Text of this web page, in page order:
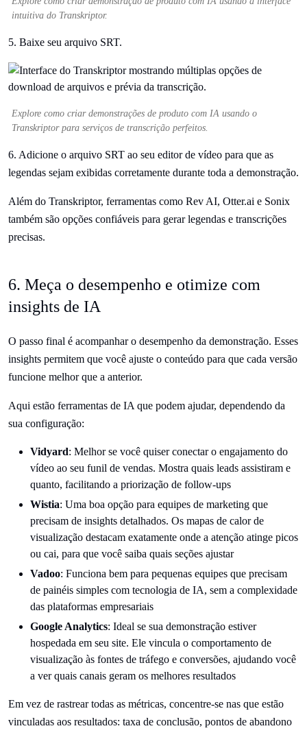
intuitiva do Transkriptor.
5. Baixe seu arquivo SRT.
Explore como criar demonstrações de produto com IA usando o
Transkriptor para serviços de transcrição perfeitos.
6. Adicione o arquivo SRT ao seu editor de vídeo para que as
legendas sejam exibidas corretamente durante toda a demonstração.
Além do Transkriptor, ferramentas como Rev AI, Otter.ai e Sonix
também são opções confiáveis para gerar legendas e transcrições
precisas.
6. Meça o desempenho e otimize com
insights de IA
O passo final é acompanhar o desempenho da demonstração. Esses
insights permitem que você ajuste o conteúdo para que cada versão
funcione melhor que a anterior.
Aqui estão ferramentas de IA que podem ajudar, dependendo da
sua configuração:
Vidyard: Melhor se você quiser conectar o engajamento do
vídeo ao seu funil de vendas. Mostra quais leads assistiram e
quanto, facilitando a priorização de follow-ups
Wistia: Uma boa opção para equipes de marketing que
precisam de insights detalhados. Os mapas de calor de
visualização destacam exatamente onde a atenção atinge picos
ou cai, para que você saiba quais seções ajustar
Vadoo: Funciona bem para pequenas equipes que precisam
de painéis simples com tecnologia de IA, sem a complexidade
das plataformas empresariais
Google Analytics: Ideal se sua demonstração estiver
hospedada em seu site. Ele vincula o comportamento de
visualização às fontes de tráfego e conversões, ajudando você
a ver quais canais geram os melhores resultados
Em vez de rastrear todas as métricas, concentre-se nas que estão
vinculadas aos resultados: taxa de conclusão, pontos de abandono